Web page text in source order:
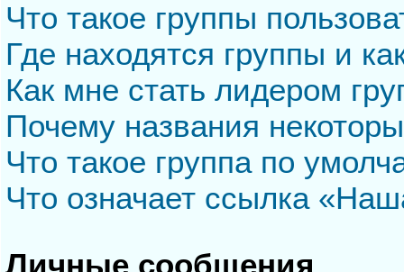
Что такое группы
Где находятся группы и
Как мне стать лидером
Почему названия
Что такое группа по
Что означает ссылка
Личные сообщения